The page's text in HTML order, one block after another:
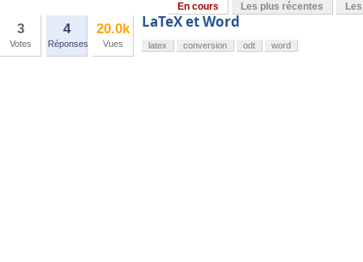
En cours Les plus récentes
3
Votes
4
Réponses
20.0k
Vues
LaTeX et Word
latex conversion odt word